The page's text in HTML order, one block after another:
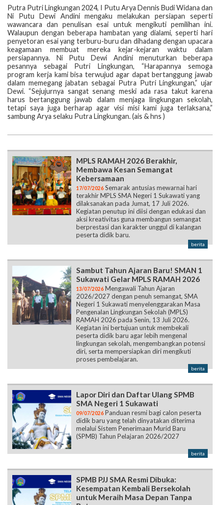
Putra Putri Lingkungan 2024, I Putu Arya Dennis Budi Widana dan
Ni Putu Dewi Andini mengaku melakukan persiapan seperti
wawancara dan penulisan esai untuk mengikuti pemilihan ini.
Walaupun dengan beberapa hambatan yang dialami, seperti hari
penyetoran esai yang terburu-buru dan dihadang dengan upacara
keagamaan membuat mereka kejar-kejaran waktu dalam
persiapannya. Ni Putu Dewi Andini menuturkan beberapa
pesannya sebagai Putri Lingkungan, “Harapannya semoga
program kerja kami bisa terwujud agar dapat bertanggung jawab
dalam memegang jabatan sebagai Putra Putri Lingkungan,” ujar
Dewi. “Sejujurnya sangat senang meski ada rasa takut karena
harus bertanggung jawab dalam menjaga lingkungan sekolah,
tetapi saya juga berharap agar visi misi kami juga terlaksana,”
sambung Arya selaku Putra Lingkungan. (ais & hns )
MPLS RAMAH 2026 Berakhir,
Membawa Kesan Semangat
Kebersamaan
17/07/2026 Semarak antusias mewarnai hari
terakhir MPLS SMA Negeri 1 Sukawati yang
dilaksanakan pada Jumat, 17 Juli 2026.
Kegiatan penutup ini diisi dengan edukasi dan
aksi kreativitas guna membangun semangat
berprestasi dan karakter unggul di kalangan
peserta didik baru.
berita
Sambut Tahun Ajaran Baru! SMAN 1
Sukawati Gelar MPLS RAMAH 2026
13/07/2026 Mengawali Tahun Ajaran
2026/2027 dengan penuh semangat, SMA
Negeri 1 Sukawati menyelenggarakan Masa
Pengenalan Lingkungan Sekolah (MPLS)
RAMAH 2026 pada Senin, 13 Juli 2026.
Kegiatan ini bertujuan untuk membekali
peserta didik baru agar lebih mengenal
lingkungan sekolah, mengembangkan potensi
diri, serta mempersiapkan diri mengikuti
proses pembelajaran.
berita
Lapor Diri dan Daftar Ulang SPMB
SMA Negeri 1 Sukawati
09/07/2026 Panduan resmi bagi calon peserta
didik baru yang telah dinyatakan diterima
melalui Sistem Penerimaan Murid Baru
(SPMB) Tahun Pelajaran 2026/2027
berita
SPMB PJJ SMA Resmi Dibuka:
Kesempatan Kembali Bersekolah
untuk Meraih Masa Depan Tanpa